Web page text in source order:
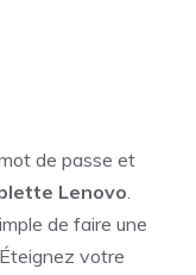
de passe et
Lenovo.
de faire une
votre